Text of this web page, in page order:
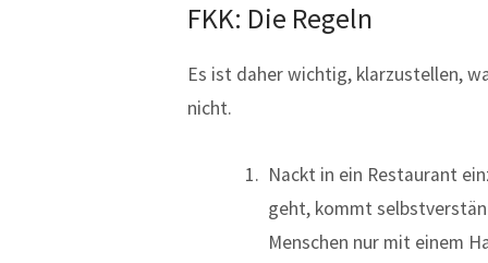
FKK: Die Regeln
Es ist daher wichtig, klarzustellen,
nicht.
Nackt in ein Restaurant
geht, kommt
Menschen nur mit einem